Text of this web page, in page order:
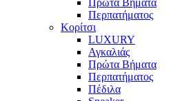
Πρώτα Βήματα
Περπατήματος
Κορίτσι
LUXURY
Αγκαλιάς
Πρώτα Βήματα
Περπατήματος
Πέδιλα